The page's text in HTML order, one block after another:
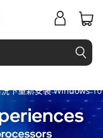
下重新安裝 Windows 10